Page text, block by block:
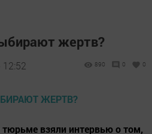
жертв?
12:52 890 0 0
взяли интервью о том,